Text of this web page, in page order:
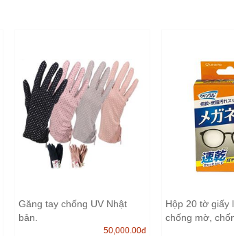
Găng tay chống UV Nhật
bản.
50,000.00đ
Hộp 20 tờ giấy
chống mờ,